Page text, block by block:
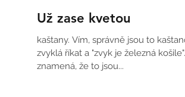
Už zase kvetou
kaštany. Vím, správně jsou to
zvyklá říkat a "zvyk je železná
znamená, že to jsou...